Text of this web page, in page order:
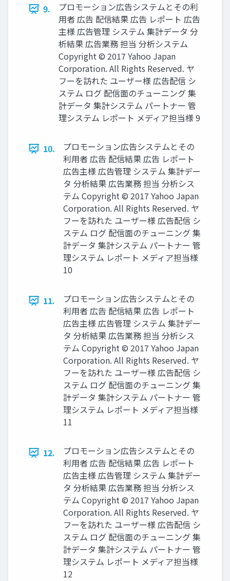
9.
プロモーション広告システムとその利
用者 広告 配信結果 広告 レポート 広告
主様 広告管理 システム 集計データ 分
析結果 広告業務 担当 分析システム
Copyright © 2017 Yahoo Japan
Corporation. All Rights Reserved. ヤ
フーを訪れた ユーザー様 広告配信 シ
ステム ログ 配信面のチューニング 集
計データ 集計システム パートナー 管
理システム レポート メディア担当様 9
10.
プロモーション広告システムとその
利用者 広告 配信結果 広告 レポート
広告主様 広告管理 システム 集計デー
タ 分析結果 広告業務 担当 分析シス
テム Copyright © 2017 Yahoo Japan
Corporation. All Rights Reserved. ヤ
フーを訪れた ユーザー様 広告配信 シ
ステム ログ 配信面のチューニング 集
計データ 集計システム パートナー 管
理システム レポート メディア担当様
10
11.
プロモーション広告システムとその
利用者 広告 配信結果 広告 レポート
広告主様 広告管理 システム 集計デー
タ 分析結果 広告業務 担当 分析シス
テム Copyright © 2017 Yahoo Japan
Corporation. All Rights Reserved. ヤ
フーを訪れた ユーザー様 広告配信 シ
ステム ログ 配信面のチューニング 集
計データ 集計システム パートナー 管
理システム レポート メディア担当様
11
12.
プロモーション広告システムとその
利用者 広告 配信結果 広告 レポート
広告主様 広告管理 システム 集計デー
タ 分析結果 広告業務 担当 分析シス
テム Copyright © 2017 Yahoo Japan
Corporation. All Rights Reserved. ヤ
フーを訪れた ユーザー様 広告配信 シ
ステム ログ 配信面のチューニング 集
計データ 集計システム パートナー 管
理システム レポート メディア担当様
12